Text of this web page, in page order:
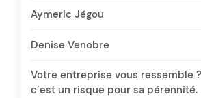
Aymeric Jégou
Denise Venobre
Votre entreprise vous ressemble
c’est un risque pour sa pérennité.